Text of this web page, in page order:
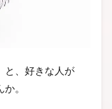
と、好きな人が
。